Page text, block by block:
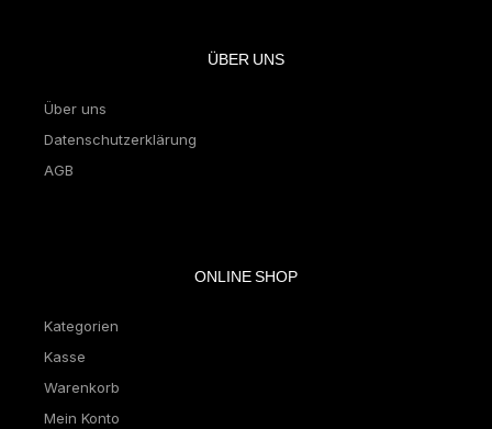
ÜBER UNS
Über uns
Datenschutzerklärung
AGB
ONLINE SHOP
Kategorien
Kasse
Warenkorb
Mein Konto